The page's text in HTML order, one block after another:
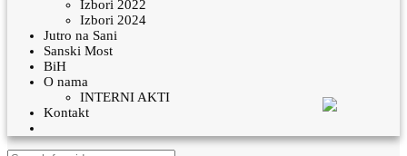
Izbori 2022
Izbori 2024
Jutro na Sani
Sanski Most
BiH
O nama
INTERNI AKTI
Kontakt